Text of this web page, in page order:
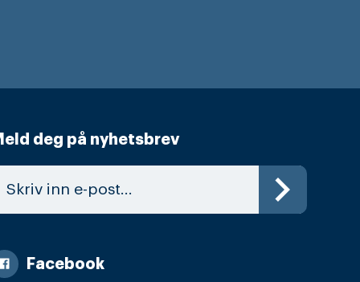
deg på nyhetsbrev
Facebook